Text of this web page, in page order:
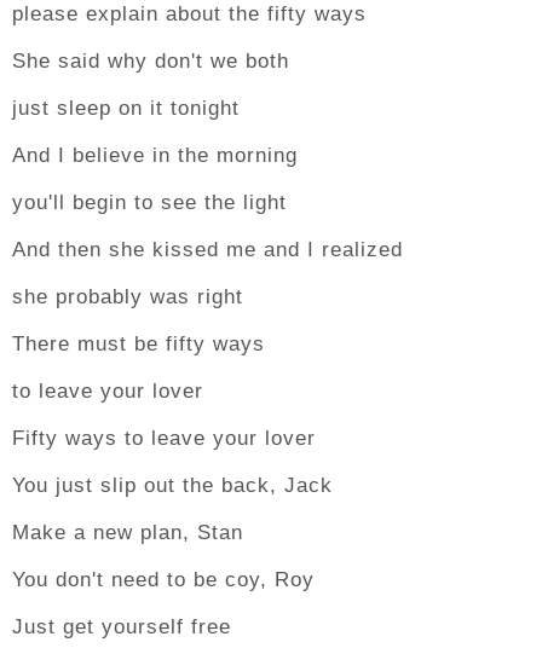
please explain about the fifty ways
She said why don't we both
just sleep on it tonight
And I believe in the morning
you'll begin to see the light
And then she kissed me and I realized
she probably was right
There must be fifty ways
to leave your lover
Fifty ways to leave your lover
You just slip out the back, Jack
Make a new plan, Stan
You don't need to be coy, Roy
Just get yourself free